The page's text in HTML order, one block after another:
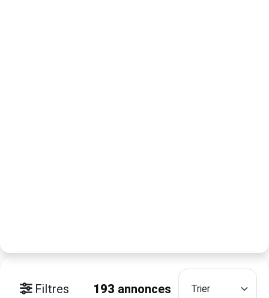
Filtres 193 annonces